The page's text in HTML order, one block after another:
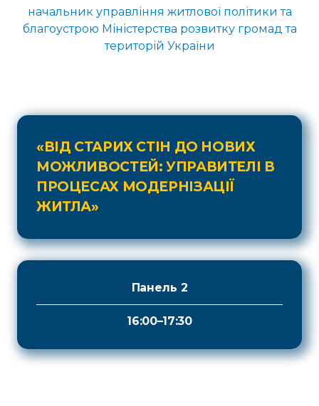
начальник управління житлової політики та
благоустрою Міністерства розвитку громад та
територій України
«ВІД СТАРИХ СТІН ДО НОВИХ
МОЖЛИВОСТЕЙ: УПРАВИТЕЛІ В
ПРОЦЕСАХ МОДЕРНІЗАЦІЇ
ЖИТЛА»
Панель 2
16:00–17:30